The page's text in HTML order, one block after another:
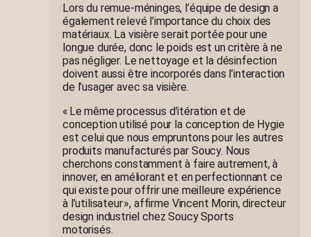
Lors du remue-méninges, l’équipe de design a
également relevé l’importance du choix des
matériaux. La visière serait portée pour une
longue durée, donc le poids est un critère à ne
pas négliger. Le nettoyage et la désinfection
doivent aussi être incorporés dans l’interaction
de l’usager avec sa visière.
« Le même processus d’itération et de
conception utilisé pour la conception de Hygie
est celui que nous empruntons pour les autres
produits manufacturés par Soucy. Nous
cherchons constamment à faire autrement, à
innover, en améliorant et en perfectionnant ce
qui existe pour offrir une meilleure expérience
à l’utilisateur », affirme Vincent Morin, directeur
design industriel chez Soucy Sports
motorisés.